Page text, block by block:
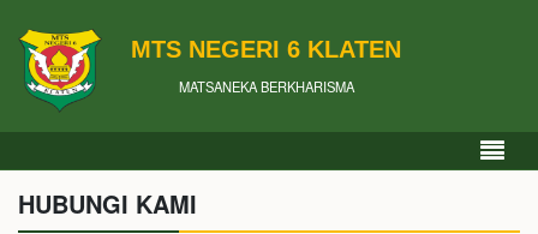
MTS NEGERI 6 KLATEN
MATSANEKA BERKHARISMA
HUBUNGI KAMI